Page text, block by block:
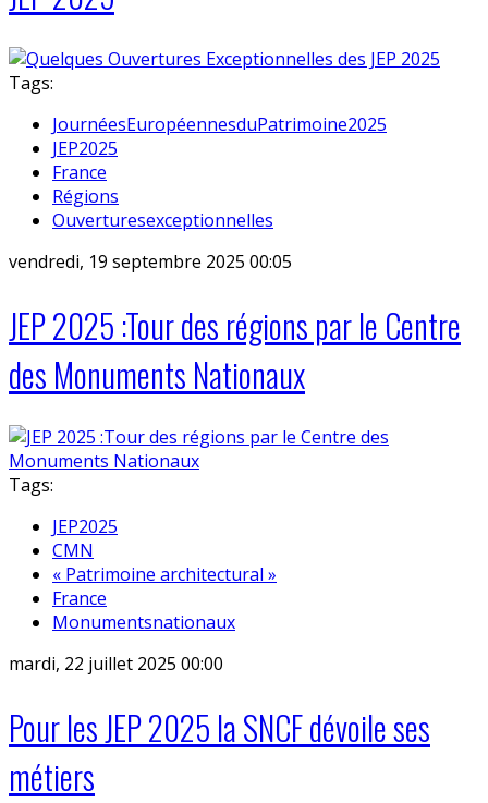
Tags:
JournéesEuropéennesduPatrimoine2025
JEP2025
France
Régions
Ouverturesexceptionnelles
vendredi, 19 septembre 2025 00:05
JEP 2025 :Tour des régions par le Centre
des Monuments Nationaux
Tags:
JEP2025
CMN
« Patrimoine architectural »
France
Monumentsnationaux
mardi, 22 juillet 2025 00:00
Pour les JEP 2025 la SNCF dévoile ses
métiers